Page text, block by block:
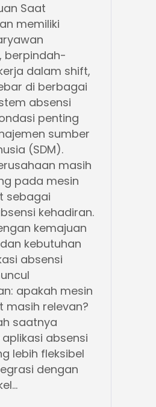
Saat
memiliki
berpindah-
dalam shift,
di berbagai
absensi
penting
sumber
(SDM).
masih
pada mesin
sebagai
kehadiran.
kemajuan
kebutuhan
absensi
apakah mesin
masih relevan?
saatnya
absensi
lebih fleksibel
dengan